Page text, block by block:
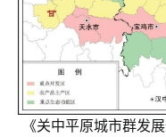
《关中平原城市群发